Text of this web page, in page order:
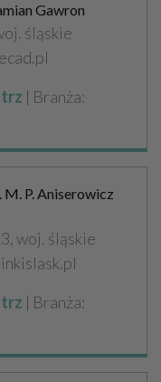
Gawron
śląskie
| Branża:
P. Aniserowicz
woj. śląskie
| Branża: